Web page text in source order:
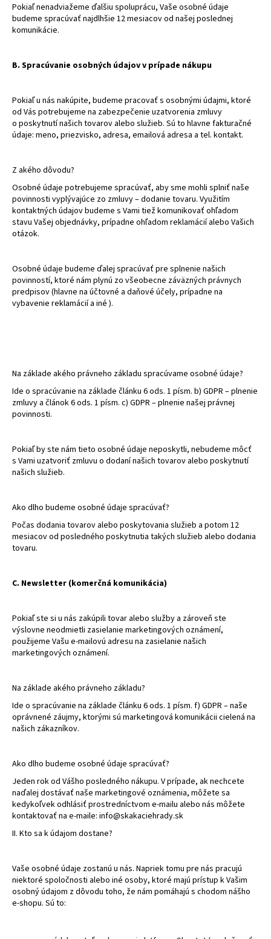
Pokiaľ nenadviažeme ďalšiu spoluprácu, Vaše osobné údaje
budeme spracúvať najdlhšie 12 mesiacov od našej poslednej
komunikácie.
B. Spracúvanie osobných údajov v prípade nákupu
Pokiaľ u nás nakúpite, budeme pracovať s osobnými údajmi, ktoré
od Vás potrebujeme na zabezpečenie uzatvorenia zmluvy
o poskytnutí našich tovarov alebo služieb. Sú to hlavne fakturačné
údaje: meno, priezvisko, adresa, emailová adresa a tel. kontakt.
Z akého dôvodu?
Osobné údaje potrebujeme spracúvať, aby sme mohli splniť naše
povinnosti vyplývajúce zo zmluvy – dodanie tovaru. Využitím
kontaktných údajov budeme s Vami tiež komunikovať ohľadom
stavu Vašej objednávky, prípadne ohľadom reklamácií alebo Vašich
otázok.
Osobné údaje budeme ďalej spracúvať pre splnenie našich
povinností, ktoré nám plynú zo všeobecne záväzných právnych
predpisov (hlavne na účtovné a daňové účely, prípadne na
vybavenie reklamácií a iné ).
Na základe akého právneho základu spracúvame osobné údaje?
Ide o spracúvanie na základe článku 6 ods. 1 písm. b) GDPR – plnenie
zmluvy a článok 6 ods. 1 písm. c) GDPR – plnenie našej právnej
povinnosti.
Pokiaľ by ste nám tieto osobné údaje neposkytli, nebudeme môcť
s Vami uzatvoriť zmluvu o dodaní našich tovarov alebo poskytnutí
našich služieb.
Ako dlho budeme osobné údaje spracúvať?
Počas dodania tovarov alebo poskytovania služieb a potom 12
mesiacov od posledného poskytnutia takých služieb alebo dodania
tovaru.
C. Newsletter (komerčná komunikácia)
Pokiaľ ste si u nás zakúpili tovar alebo služby a zároveň ste
výslovne neodmietli zasielanie marketingových oznámení,
použijeme Vašu e-mailovú adresu na zasielanie našich
marketingových oznámení.
Na základe akého právneho základu?
Ide o spracúvanie na základe článku 6 ods. 1 písm. f) GDPR – naše
oprávnené záujmy, ktorými sú marketingová komunikácii cielená na
našich zákazníkov.
Ako dlho budeme osobné údaje spracúvať?
Jeden rok od Vášho posledného nákupu. V prípade, ak nechcete
naďalej dostávať naše marketingové oznámenia, môžete sa
kedykoľvek odhlásiť prostredníctvom e-mailu alebo nás môžete
kontaktovať na e-maile: info@skakaciehrady.sk
II. Kto sa k údajom dostane?
Vaše osobné údaje zostanú u nás. Napriek tomu pre nás pracujú
niektoré spoločnosti alebo iné osoby, ktoré majú prístup k Vašim
osobný údajom z dôvodu toho, že nám pomáhajú s chodom nášho
e-shopu. Sú to: